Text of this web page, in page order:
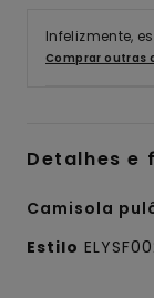
Infelizmente,
Comprar outras
Detalhes e
Camisola
Estilo